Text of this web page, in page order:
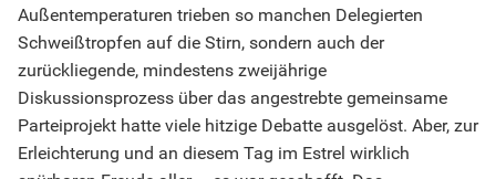
Außentemperaturen trieben so manchen Delegierten
Schweißtropfen auf die Stirn, sondern auch der
zurückliegende, mindestens zweijährige
Diskussionsprozess über das angestrebte gemeinsame
Parteiprojekt hatte viele hitzige Debatte ausgelöst. Aber, zur
Erleichterung und an diesem Tag im Estrel wirklich